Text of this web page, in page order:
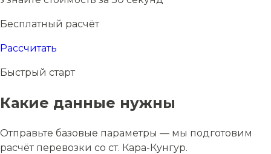
Бесплатный расчёт
Рассчитать
Быстрый старт
Какие данные нужны
Отправьте базовые параметры — мы подготовим
расчёт перевозки со ст. Кара-Кунгур.